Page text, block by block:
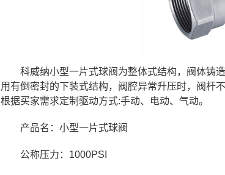
科威纳小型一片式球阀为整体式结构，阀体铸
用有倒密封的下装式结构，阀腔异常升压时，阀杆
根据买家需求定制驱动方式:手动、电动、气动。
产品名：小型一片式球阀
公称压力：1000PSI